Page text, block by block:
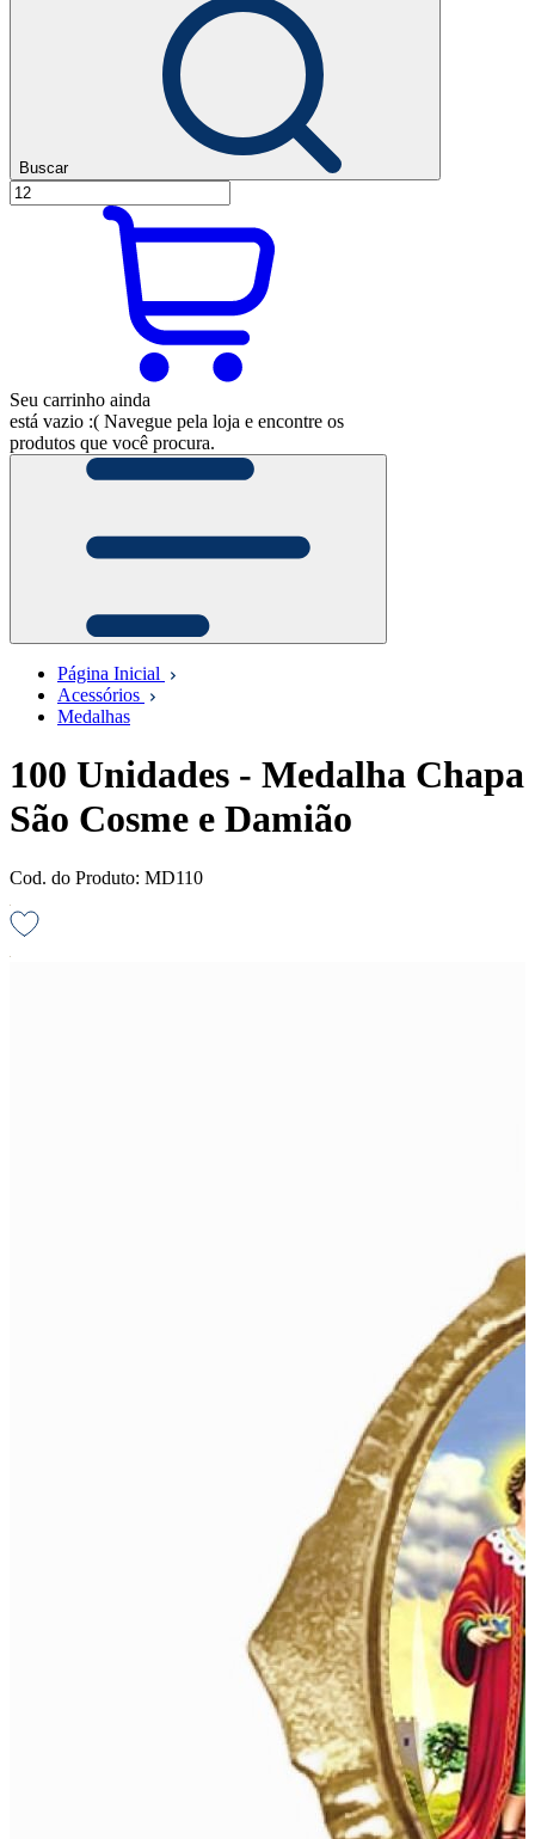
Buscar
Seu carrinho ainda
está vazio :( Navegue pela loja e encontre os
produtos que você procura.
Página Inicial
Acessórios
Medalhas
100 Unidades - Medalha Chapa
São Cosme e Damião
Cod. do Produto: MD110